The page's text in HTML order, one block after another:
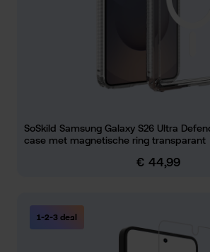
SoSkild Samsung Galaxy S26 Ultra
case met magnetische ring transparant
Normale prijs:
€ 44,99
1-2-3 deal